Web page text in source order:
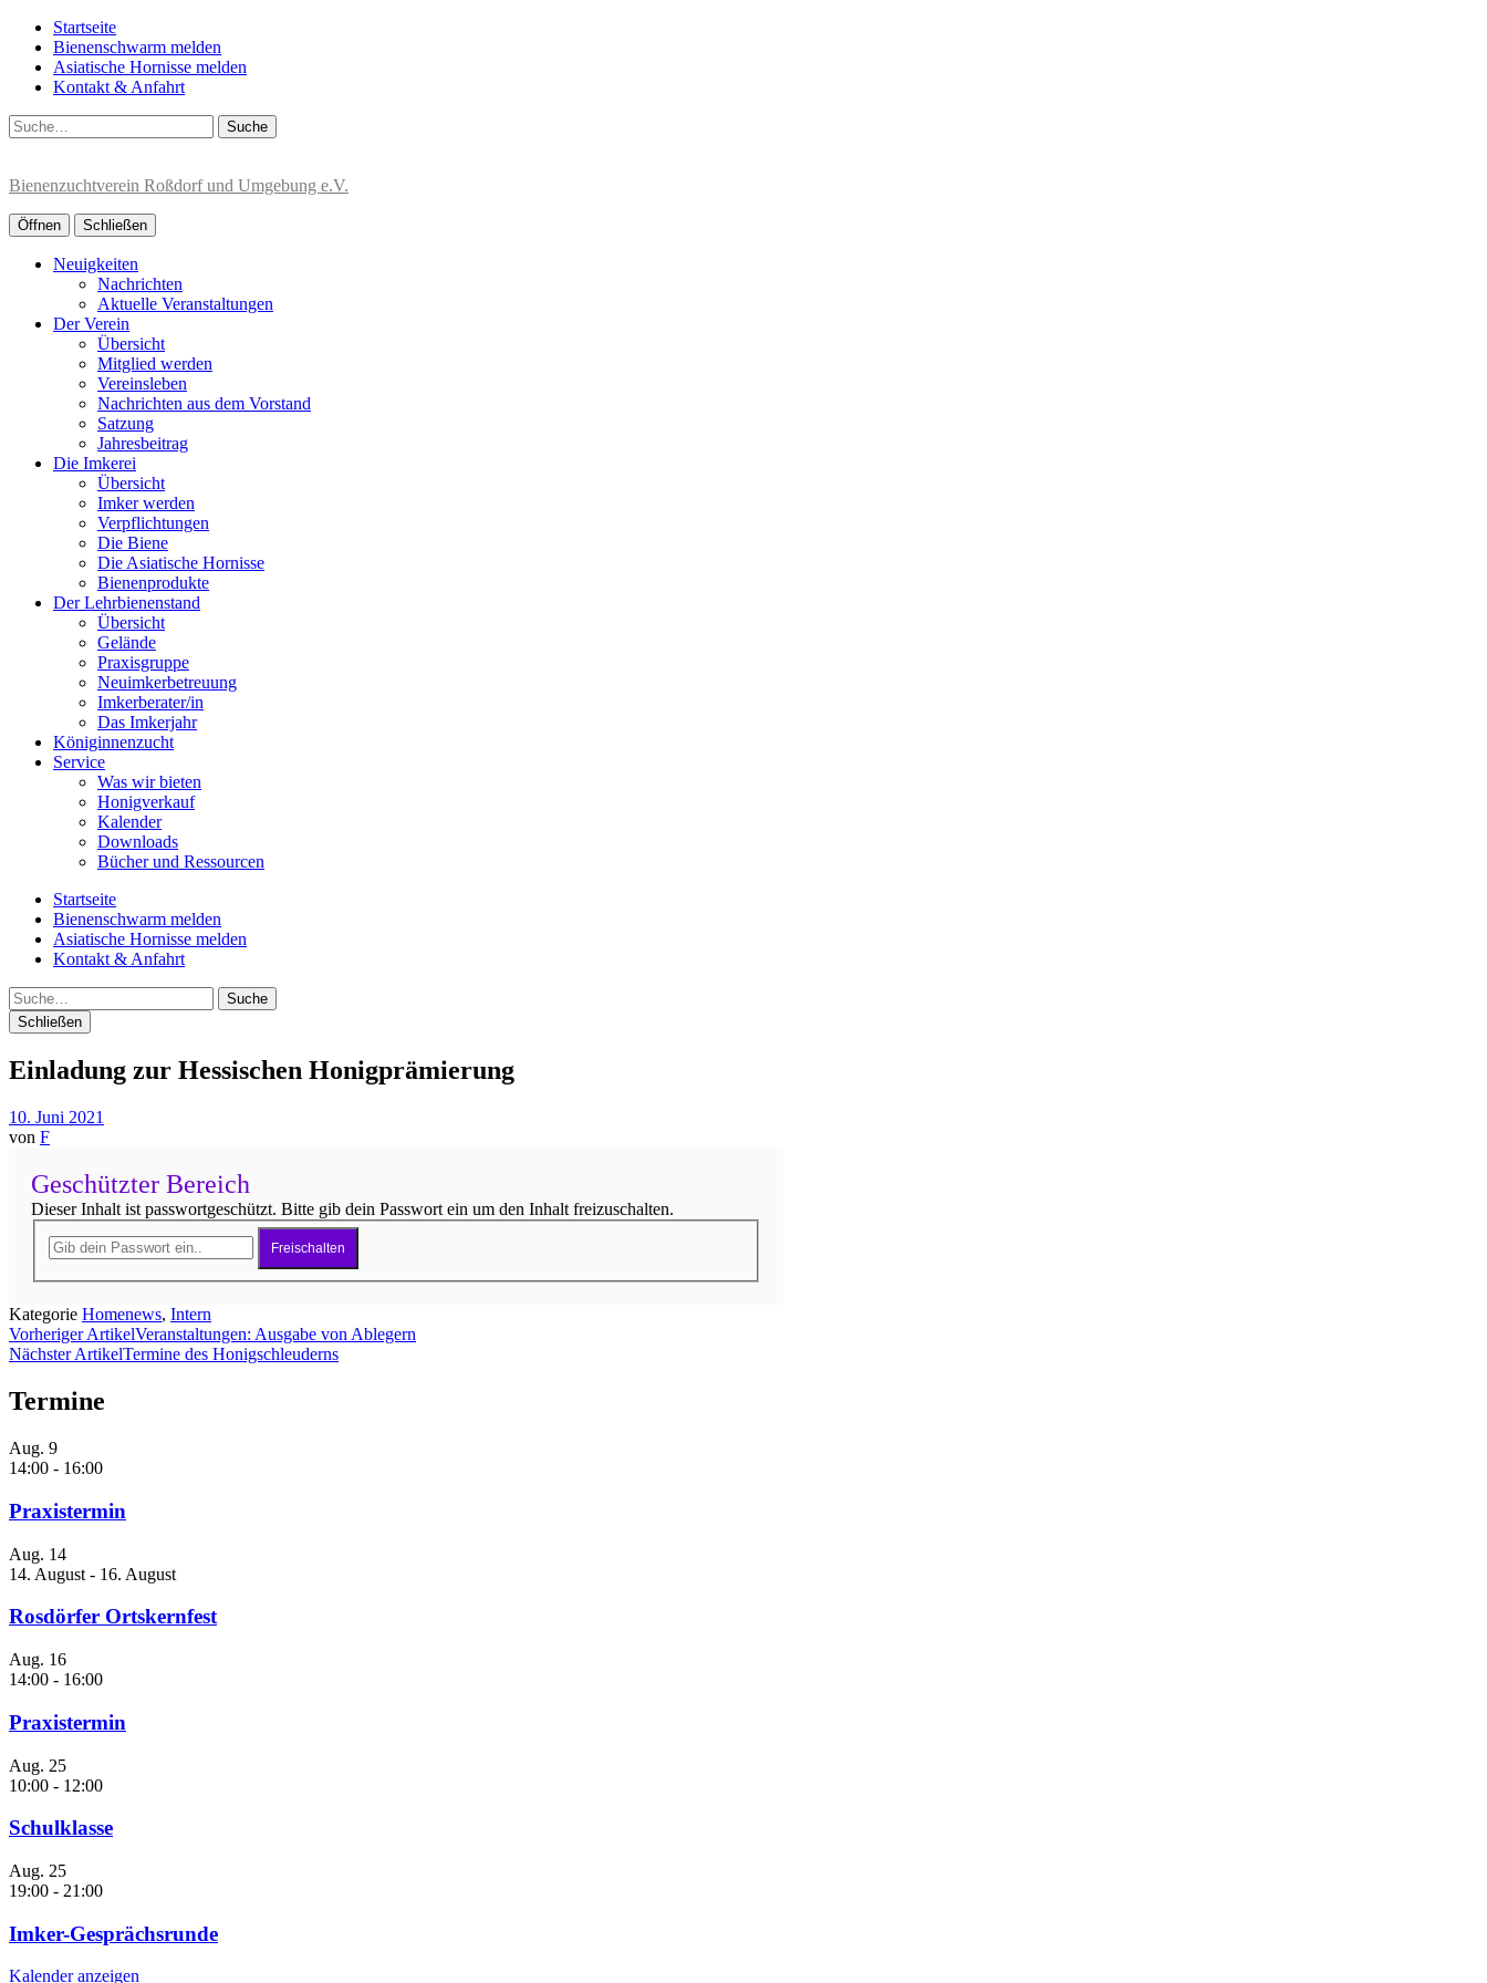
Startseite
Bienenschwarm melden
Asiatische Hornisse melden
Kontakt & Anfahrt
Suche
Bienenzuchtverein Roßdorf und Umgebung e.V.
Öffnen Schließen
Neuigkeiten
Nachrichten
Aktuelle Veranstaltungen
Der Verein
Übersicht
Mitglied werden
Vereinsleben
Nachrichten aus dem Vorstand
Satzung
Jahresbeitrag
Die Imkerei
Übersicht
Imker werden
Verpflichtungen
Die Biene
Die Asiatische Hornisse
Bienenprodukte
Der Lehrbienenstand
Übersicht
Gelände
Praxisgruppe
Neuimkerbetreuung
Imkerberater/in
Das Imkerjahr
Königinnenzucht
Service
Was wir bieten
Honigverkauf
Kalender
Downloads
Bücher und Ressourcen
Startseite
Bienenschwarm melden
Asiatische Hornisse melden
Kontakt & Anfahrt
Suche
Schließen
Einladung zur Hessischen Honigprämierung
10. Juni 2021
von F
Geschützter Bereich
Dieser Inhalt ist passwortgeschützt. Bitte gib dein Passwort ein um den Inhalt freizuschalten.
Freischalten
Kategorie Homenews, Intern
Vorheriger ArtikelVeranstaltungen: Ausgabe von Ablegern
Nächster ArtikelTermine des Honigschleuderns
Termine
Aug. 9
14:00 - 16:00
Praxistermin
Aug. 14
14. August - 16. August
Rosdörfer Ortskernfest
Aug. 16
14:00 - 16:00
Praxistermin
Aug. 25
10:00 - 12:00
Schulklasse
Aug. 25
19:00 - 21:00
Imker-Gesprächsrunde
Kalender anzeigen